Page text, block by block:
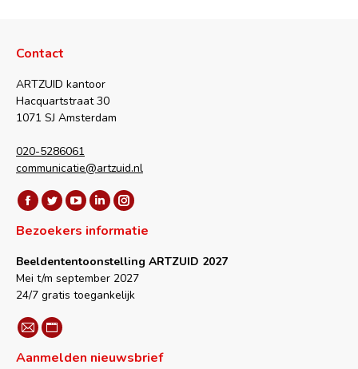
Contact
ARTZUID kantoor
Hacquartstraat 30
1071 SJ Amsterdam
020-5286061
communicatie@artzuid.nl
Vind ons op:
Facebook
page
in
new
Twitter
page
new
YouTube
page
in
new
Linkedin
page
new
Instagram
page
in
new
Bezoekers informatie
Beeldententoonstelling ARTZUID 2027
Mei t/m september 2027
24/7 gratis toegankelijk
Vind ons op:
Mail
page
Website
page
Aanmelden nieuwsbrief